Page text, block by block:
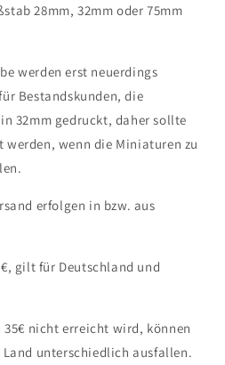
28mm, 32mm oder 75mm
werden erst neuerdings
Bestandskunden, die
32mm gedruckt, daher sollte
wenn die Miniaturen zu
erfolgen in bzw. aus
gilt für Deutschland und
nicht erreicht wird, können
unterschiedlich ausfallen.